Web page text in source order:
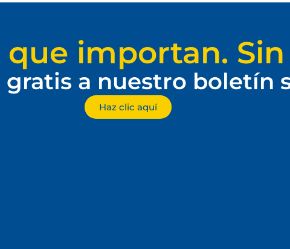
que importan.
gratis a nuestro boletín
Haz clic aquí